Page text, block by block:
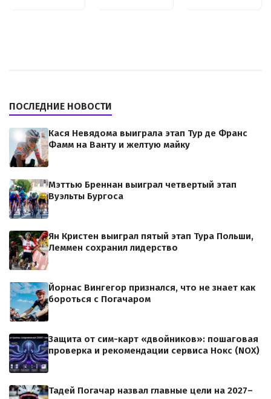
ПОСЛЕДНИЕ НОВОСТИ
Кася Невядома выиграла этап Тур де Франс
Фамм на Ванту и желтую майку
Мэттью Бреннан выиграл четвертый этап
Вуэльты Бургоса
Ян Кристен выиграл пятый этап Тура Польши,
Леммен сохранил лидерство
Йорнас Вингегор признался, что не знает как
бороться с Погачаром
Защита от сим-карт «двойников»: пошаговая
проверка и рекомендации сервиса Нокс (NOX)
Тадей Погачар назвал главные цели на 2027–